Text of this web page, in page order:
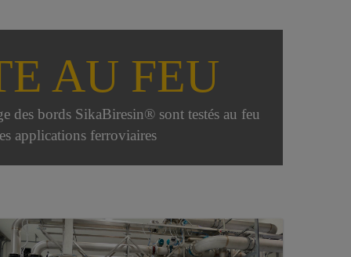
AU FEU
des bords SikaBiresin® sont testés au feu
applications ferroviaires